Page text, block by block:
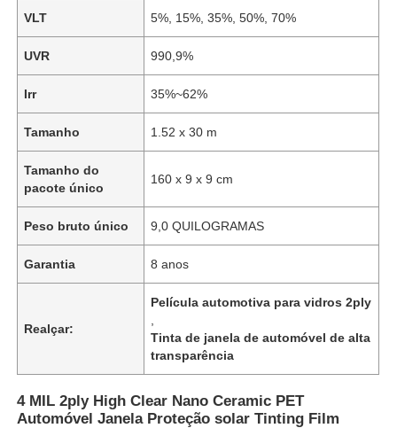
VLT 5%, 15%, 35%, 50%, 70%
UVR 990,9%
Irr 35%~62%
Tamanho 1.52 x 30 m
Tamanho do
pacote único
160 x 9 x 9 cm
Peso bruto único 9,0 QUILOGRAMAS
Garantia 8 anos
Realçar:
Película automotiva para vidros 2ply
Tinta de janela de automóvel de alta
transparência
4 MIL 2ply High Clear Nano Ceramic PET
Automóvel Janela Proteção solar Tinting Film